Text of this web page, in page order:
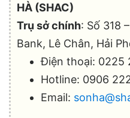
HÀ (SHAC)
Trụ sở chính: Số 318
Bank, Lê Chân, Hải
Điện thoại: 0225
Hotline: 0906
Email: